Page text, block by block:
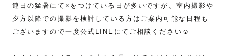
連日の猛暑にて×をつけている日が多いですが、室内撮影や
夕方以降での撮影を検討している方はご案内可能な日程も
ございますので一度公式LINEにてご相談ください☺️